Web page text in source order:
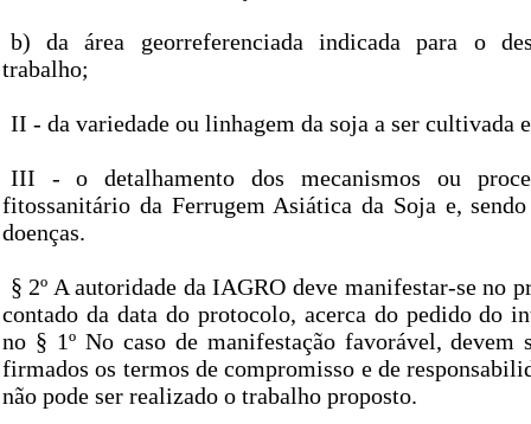
b) da área georreferenciada indicada para o
trabalho;
II - da variedade ou linhagem da soja a ser cultivada
III - o detalhamento dos mecanismos ou
fitossanitário da Ferrugem Asiática da Soja e,
doenças.
§ 2º A autoridade da IAGRO deve manifestar-se no
contado da data do protocolo, acerca do pedido do
no § 1º No caso de manifestação favorável, devem
firmados os termos de compromisso e de
não pode ser realizado o trabalho proposto.